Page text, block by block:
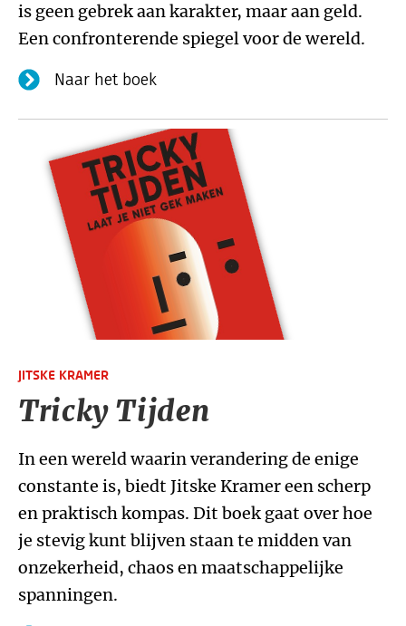
is geen gebrek aan karakter, maar aan geld.
Een confronterende spiegel voor de wereld.
Naar het boek
JITSKE KRAMER
Tricky Tijden
In een wereld waarin verandering de enige
constante is, biedt Jitske Kramer een scherp
en praktisch kompas. Dit boek gaat over hoe
je stevig kunt blijven staan te midden van
onzekerheid, chaos en maatschappelijke
spanningen.